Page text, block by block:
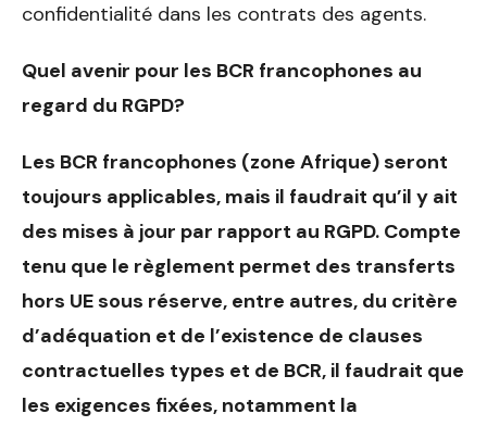
confidentialité dans les contrats des agents.
Quel avenir pour les BCR francophones au
regard du RGPD?
Les BCR francophones (zone Afrique) seront
toujours applicables, mais il faudrait qu’il y ait
des mises à jour par rapport au RGPD. Compte
tenu que le règlement permet des transferts
hors UE sous réserve, entre autres, du critère
d’adéquation et de l’existence de clauses
contractuelles types et de BCR, il faudrait que
les exigences fixées, notamment la